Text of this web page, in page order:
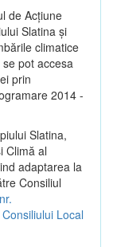
de Acţiune
Slatina şi
climatice
pot accesa
prin
2014 -
Slatina,
Climă al
adaptarea la
Consiliul
Local